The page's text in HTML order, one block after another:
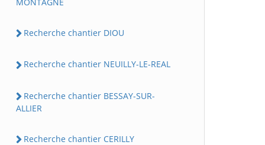
Recherche chantier DIOU
Recherche chantier NEUILLY-LE-REAL
Recherche chantier BESSAY-SUR-
ALLIER
Recherche chantier CERILLY